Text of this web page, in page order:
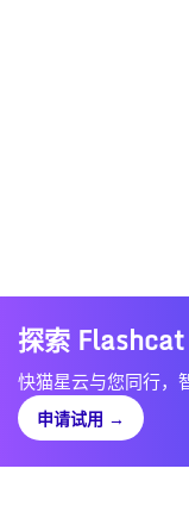
探索
快猫星云与您同行，
申请试用 →